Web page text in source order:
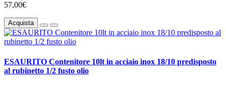
57,00€
Acquista
ESAURITO Contenitore 10lt in acciaio inox 18/10 predisposto
al rubinetto 1/2 fusto olio